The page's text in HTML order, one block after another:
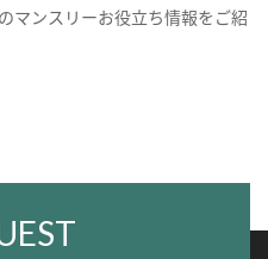
マンスリーお役立ち情報をご紹